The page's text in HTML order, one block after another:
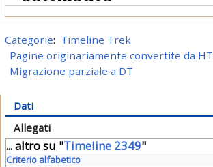
Categorie: Timeline Trek
Pagine originariamente convertite da HT
Migrazione parziale a DT
Dati
Allegati
... altro su "Timeline 2349"
Criterio alfabetico